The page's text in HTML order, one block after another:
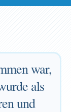
war,
als
und